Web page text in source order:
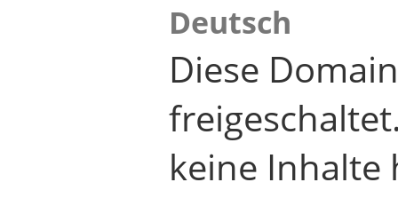
Deutsch
Diese
keine Inhalte